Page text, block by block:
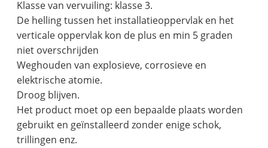
Klasse van vervuiling: klasse 3.
De helling tussen het installatieoppervlak en het
verticale oppervlak kon de plus en min 5 graden
niet overschrijden
Weghouden van explosieve, corrosieve en
elektrische atomie.
Droog blijven.
Het product moet op een bepaalde plaats worden
gebruikt en geïnstalleerd zonder enige schok,
trillingen enz.